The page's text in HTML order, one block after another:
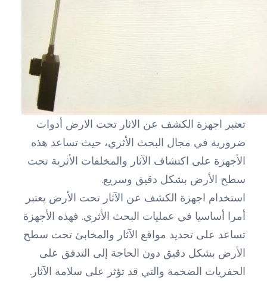
تعتبر اجهزة الكشف عن الاثار تحت الارض أدوات
ضرورية في مجال البحث الأثري، حيث تساعد هذه
الأجهزة على اكتشاف الآثار والمخلفات الأثرية تحت
سطح الأرض بشكل دقيق وسريع.
استخدام اجهزة الكشف عن الآثار تحت الأرض يعتبر
أمرا أساسيا في عمليات البحث الأثري. فهذه الأجهزة
تساعد على تحديد مواقع الآثار والمخابئ تحت سطح
الأرض بشكل دقيق دون الحاجة إلى التدفق على
الحفريات الضخمة والتي قد تؤثر على سلامة الآثار.